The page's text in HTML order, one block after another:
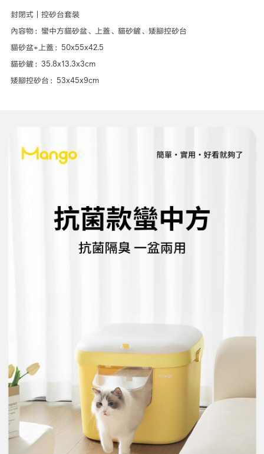
封閉式｜控砂台套裝
內容物：蠻中方貓砂盆、上蓋、貓砂鏟、矮腳控砂台
貓砂盆+上蓋：50x55x42.5
貓砂鏟：35.8x13.3x3cm
矮腳控砂台：53x45x9cm